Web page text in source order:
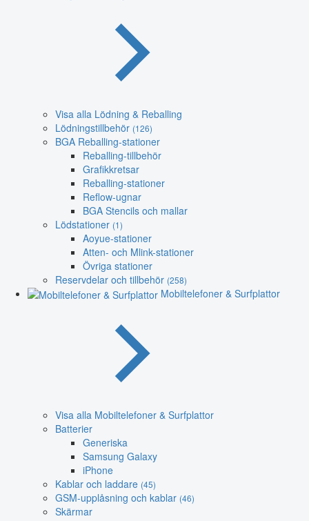
Visa alla Lödning & Reballing
Lödningstillbehör (126)
BGA Reballing-stationer
Reballing-tillbehör
Grafikkretsar
Reballing-stationer
Reflow-ugnar
BGA Stencils och mallar
Lödstationer (1)
Aoyue-stationer
Atten- och Mlink-stationer
Övriga stationer
Reservdelar och tillbehör (258)
Mobiltelefoner & Surfplattor
Visa alla Mobiltelefoner & Surfplattor
Batterier
Generiska
Samsung Galaxy
iPhone
Kablar och laddare (45)
GSM-upplåsning och kablar (46)
Skärmar